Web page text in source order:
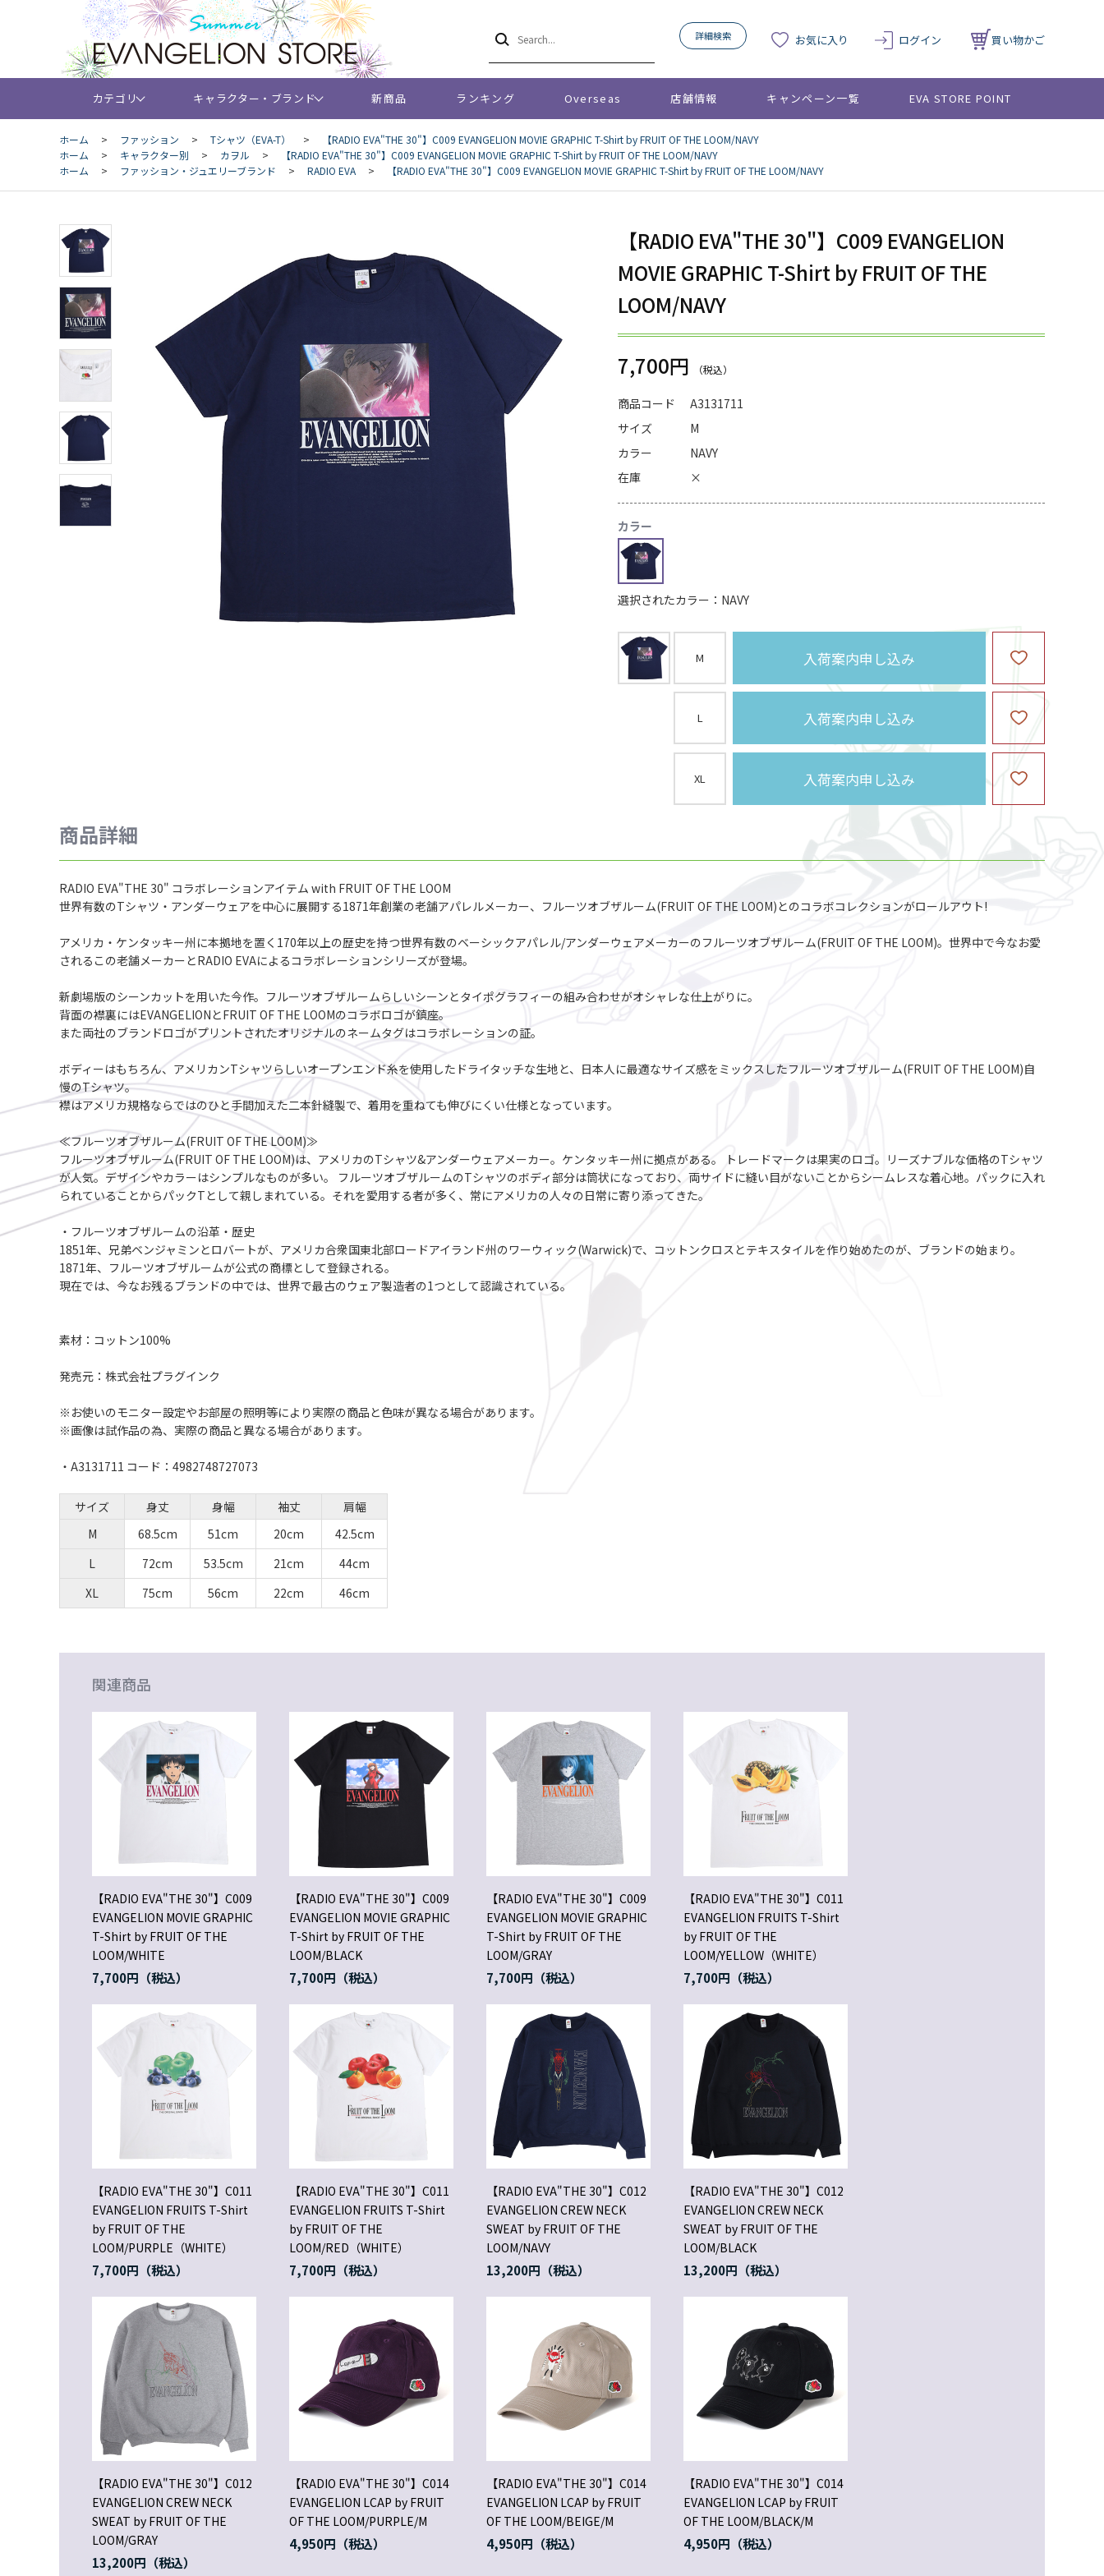
詳細検索 お気に入り ログイン 買い物かご
カテゴリ キャラクター・ブランド 新商品 ランキング Overseas 店舗情報 キャンペーン一覧 EVA STORE POINT
ホーム > ファッション > Tシャツ（EVA-T） >
【RADIO EVA"THE 30"】C009 EVANGELION MOVIE GRAPHIC T-Shirt by FRUIT OF THE LOOM/NAVY
ホーム
> キャラクター別 > カヲル >
【RADIO EVA"THE 30"】C009 EVANGELION MOVIE GRAPHIC T-Shirt by FRUIT OF THE LOOM/NAVY
ホーム
> ファッション・ジュエリーブランド > RADIO EVA > 【RADIO EVA"THE 30"】C009 EVANGELION MOVIE GRAPHIC T-Shirt by FRUIT OF THE LOOM/NAVY
【RADIO EVA"THE 30"】C009 EVANGELION
MOVIE GRAPHIC T-Shirt by FRUIT OF THE
LOOM/NAVY
7,700円
商品コード
A3131711
サイズ
M
カラー
NAVY
在庫
×
カラー
選択されたカラー：NAVY
M 入荷案内申し込み
L 入荷案内申し込み
XL 入荷案内申し込み
商品詳細
RADIO EVA"THE 30" コラボレーションアイテム with FRUIT OF THE LOOM
世界有数のTシャツ・アンダーウェアを中心に展開する1871年創業の老舗アパレルメーカー、フルーツオブザルーム(FRUIT OF THE LOOM)とのコラボコレクションがロールアウト!
アメリカ・ケンタッキー州に本拠地を置く170年以上の歴史を持つ世界有数のベーシックアパレル/アンダーウェアメーカーのフルーツオブザルーム(FRUIT OF THE LOOM)。世界中で今なお愛
されるこの老舗メーカーとRADIO EVAによるコラボレーションシリーズが登場。
新劇場版のシーンカットを用いた今作。フルーツオブザルームらしいシーンとタイポグラフィーの組み合わせがオシャレな仕上がりに。
背面の襟裏にはEVANGELIONとFRUIT OF THE LOOMのコラボロゴが鎮座。
また両社のブランドロゴがプリントされたオリジナルのネームタグはコラボレーションの証。
ボディーはもちろん、アメリカンTシャツらしいオープンエンド糸を使用したドライタッチな生地と、日本人に最適なサイズ感をミックスしたフルーツオブザルーム(FRUIT OF THE LOOM)自
慢のTシャツ。
襟はアメリカ規格ならではのひと手間加えた二本針縫製で、着用を重ねても伸びにくい仕様となっています。
≪フルーツオブザルーム(FRUIT OF THE LOOM)≫
フルーツオブザルーム(FRUIT OF THE LOOM)は、アメリカのTシャツ&アンダーウェアメーカー。ケンタッキー州に拠点がある。 トレードマークは果実のロゴ。リーズナブルな価格のTシャツ
が人気。デザインやカラーはシンプルなものが多い。 フルーツオブザルームのTシャツのボディ部分は筒状になっており、両サイドに縫い目がないことからシームレスな着心地。パックに入れ
られていることからパックTとして親しまれている。それを愛用する者が多く、常にアメリカの人々の日常に寄り添ってきた。
・フルーツオブザルームの沿革・歴史
1851年、兄弟ベンジャミンとロバートが、アメリカ合衆国東北部ロードアイランド州のワーウィック(Warwick)で、コットンクロスとテキスタイルを作り始めたのが、ブランドの始まり。
1871年、フルーツオブザルームが公式の商標として登録される。
現在では、今なお残るブランドの中では、世界で最古のウェア製造者の1つとして認識されている。
素材：コットン100%
発売元：株式会社プラグインク
※お使いのモニター設定やお部屋の照明等により実際の商品と色味が異なる場合があります。
※画像は試作品の為、実際の商品と異なる場合があります。
・A3131711 コード：4982748727073
サイズ 身丈 身幅 袖丈
肩幅
M
68.5cm 51cm 20cm
42.5cm
L
72cm 53.5cm 21cm
44cm
XL
75cm 56cm 22cm 46cm
関連商品
【RADIO EVA"THE 30"】C009
EVANGELION MOVIE GRAPHIC
T-Shirt by FRUIT OF THE
LOOM/WHITE
7,700円
【RADIO EVA"THE 30"】C009
EVANGELION MOVIE GRAPHIC
T-Shirt by FRUIT OF THE
LOOM/BLACK
7,700円
【RADIO EVA"THE 30"】C009
EVANGELION MOVIE GRAPHIC
T-Shirt by FRUIT OF THE
LOOM/GRAY
7,700円
【RADIO EVA"THE 30"】C011
EVANGELION FRUITS T-Shirt
by FRUIT OF THE
LOOM/YELLOW（WHITE）
7,700円
【RADIO EVA"THE 30"】C011
EVANGELION FRUITS T-Shirt
by FRUIT OF THE
LOOM/PURPLE（WHITE）
7,700円
【RADIO EVA"THE 30"】C011
EVANGELION FRUITS T-Shirt
by FRUIT OF THE
LOOM/RED（WHITE）
7,700円
【RADIO EVA"THE 30"】C012
EVANGELION CREW NECK
SWEAT by FRUIT OF THE
LOOM/NAVY
13,200円
【RADIO EVA"THE 30"】C012
EVANGELION CREW NECK
SWEAT by FRUIT OF THE
LOOM/BLACK
13,200円
【RADIO EVA"THE 30"】C012
EVANGELION CREW NECK
SWEAT by FRUIT OF THE
LOOM/GRAY
13,200円
【RADIO EVA"THE 30"】C014
EVANGELION LCAP by FRUIT
OF THE LOOM/PURPLE/M
4,950円
【RADIO EVA"THE 30"】C014
EVANGELION LCAP by FRUIT
OF THE LOOM/BEIGE/M
4,950円
【RADIO EVA"THE 30"】C014
EVANGELION LCAP by FRUIT
OF THE LOOM/BLACK/M
4,950円